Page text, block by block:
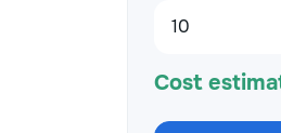
Cost